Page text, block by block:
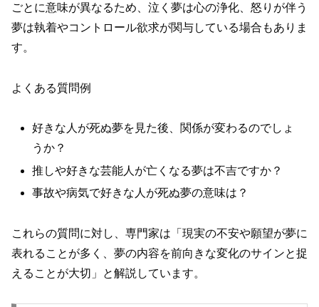
ごとに意味が異なるため、泣く夢は心の浄化、怒りが伴う
夢は執着やコントロール欲求が関与している場合もありま
す。
よくある質問例
好きな人が死ぬ夢を見た後、関係が変わるのでしょ
うか？
推しや好きな芸能人が亡くなる夢は不吉ですか？
事故や病気で好きな人が死ぬ夢の意味は？
これらの質問に対し、専門家は「現実の不安や願望が夢に
表れることが多く、夢の内容を前向きな変化のサインと捉
えることが大切」と解説しています。